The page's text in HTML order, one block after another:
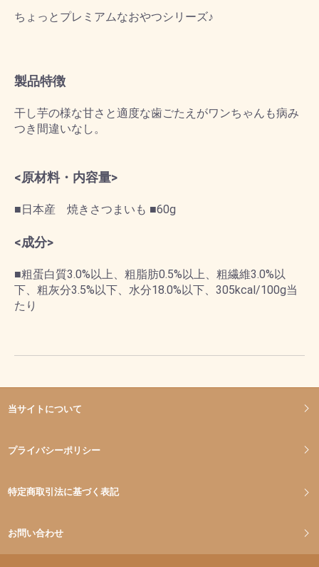
ちょっとプレミアムなおやつシリーズ♪
製品特徴
干し芋の様な甘さと適度な歯ごたえがワンちゃんも病み
つき間違いなし。
<原材料・内容量>
■日本産 焼きさつまいも ■60g
<成分>
■粗蛋白質3.0%以上、粗脂肪0.5%以上、粗繊維3.0%以
下、粗灰分3.5%以下、水分18.0%以下、305kcal/100g当
たり
当サイトについて
プライバシーポリシー
特定商取引法に基づく表記
お問い合わせ